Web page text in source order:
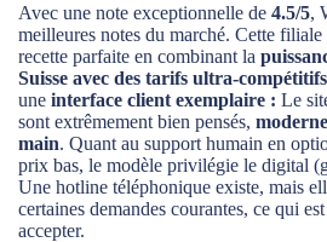
Test & Avis: Wingo affiche un
Qualité - Prix
La couverture réseau Wingo
Swisscom !
Avis Wingo : Pourquoi une telle
note Trustpilot et la réalité ?
Avec une note exceptionnelle de 4.5/5,
meilleures notes du marché. Cette
recette parfaite en combinant la
Suisse avec des tarifs ultra-compétitifs
une interface client exemplaire : Le
sont extrêmement bien pensés,
main. Quant au support humain en
prix bas, le modèle privilégie le digital
Une hotline téléphonique existe, mais
certaines demandes courantes, ce qui
accepter.